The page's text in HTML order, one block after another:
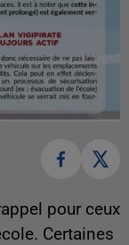
pour ceux
Certaines